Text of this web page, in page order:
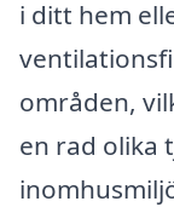
i ditt hem
områden,
en rad olika